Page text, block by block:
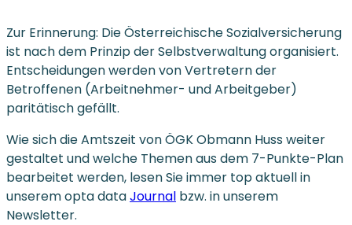
Zur Erinnerung: Die Österreichische Sozialversicherung
ist nach dem Prinzip der Selbstverwaltung organisiert.
Entscheidungen werden von Vertretern der
Betroffenen (Arbeitnehmer- und Arbeitgeber)
paritätisch gefällt.
Wie sich die Amtszeit von ÖGK Obmann Huss weiter
gestaltet und welche Themen aus dem 7-Punkte-Plan
bearbeitet werden, lesen Sie immer top aktuell in
unserem opta dataJournal bzw. in unserem
Newsletter.